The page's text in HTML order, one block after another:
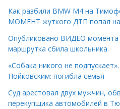
Как разбили BMW M4 на
МОМЕНТ жуткого ДТП попал
Опубликовано ВИДЕО
маршрутка сбила школьника.
«Собака никого не
Пойковским: погибла семья
Суд арестовал двух мужчин,
перекупщика автомобилей в